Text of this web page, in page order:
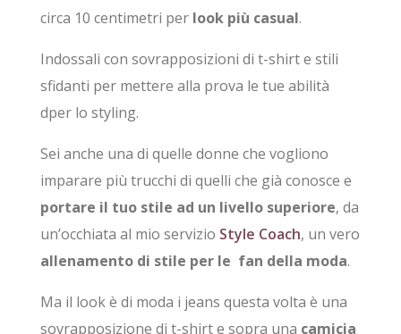
circa 10 centimetri per look più casual.
Indossali con sovrapposizioni di t-shirt e stili
sfidanti per mettere alla prova le tue abilità
dper lo styling.
Sei anche una di quelle donne che vogliono
imparare più trucchi di quelli che già conosce e
portare il tuo stile ad un livello superiore, da
un’occhiata al mio servizio Style Coach, un vero
allenamento di stile per le fan della moda.
Ma il look è di moda i jeans questa volta è una
sovrapposizione di t-shirt e sopra una camicia